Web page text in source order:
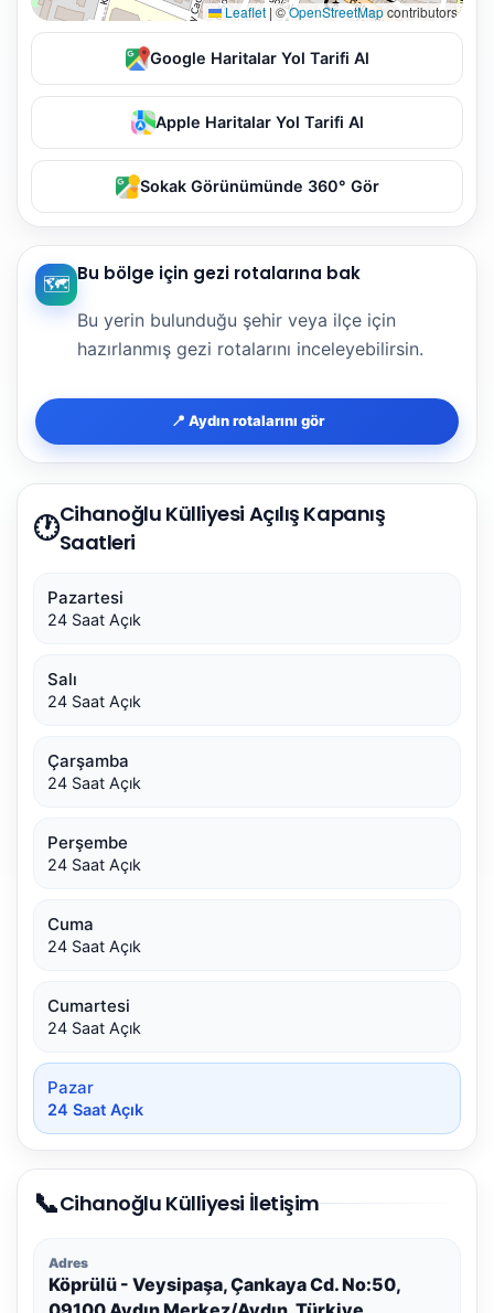
Leaflet | ©OpenStreetMapcontributors
Google Haritalar Yol Tarifi Al
Apple Haritalar Yol Tarifi Al
Sokak Görünümünde 360° Gör
🗺️ Bu bölge için gezi rotalarına bak
Bu yerin bulunduğu şehir veya ilçe için
hazırlanmış gezi rotalarını inceleyebilirsin.
📍 Aydın rotalarını gör
🕐Cihanoğlu Külliyesi Açılış Kapanış
Saatleri
Pazartesi
24 Saat Açık
Salı
24 Saat Açık
Çarşamba
24 Saat Açık
Perşembe
24 Saat Açık
Cuma
24 Saat Açık
Cumartesi
24 Saat Açık
Pazar
24 Saat Açık
📞Cihanoğlu Külliyesi İletişim
Adres
Köprülü - Veysipaşa, Çankaya Cd. No:50,